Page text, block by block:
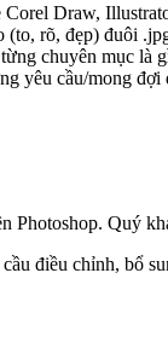
Draw,
rõ, đẹp) đuôi
chuyên mục là
yêu cầu/mong đợi
Photoshop. Quý
điều chỉnh, bổ